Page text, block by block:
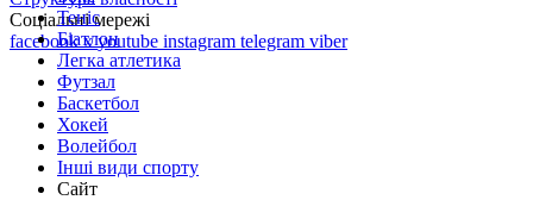
Соціальні мережі
facebookxyoutube instagram telegram viber
Теніс
Біатлон
Легка атлетика
Футзал
Баскетбол
Хокей
Волейбол
Інші види спорту
Сайт